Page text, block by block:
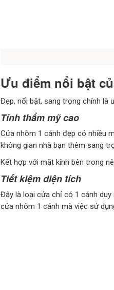
Ưu điểm nổi bật
Đẹp, nổi bật, sang trọng chính là
Tính thẩm mỹ cao
Cửa nhôm 1 cánh đẹp có nhiều
không gian nhà bạn thêm sang
Kết hợp với mặt kính bên trong
Tiết kiệm diện tích
Đây là loại cửa chỉ có 1 cánh
cửa nhôm 1 cánh mà việc sử